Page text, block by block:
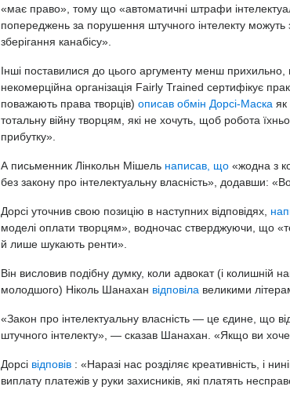
«має право», тому що «автоматичні штрафи
попереджень за порушення штучного інтелекту можуть
зберігання канабісу».
Інші поставилися до цього аргументу менш
некомерційна організація Fairly Trained сертифікує
поважають права творців) описав обмін Дорсі-Маска як
тотальну війну творцям, які не хочуть, щоб робота
прибутку».
А письменник Лінкольн Мішель написав, що «жодна з
без закону про інтелектуальну власність», додавши:
Дорсі уточнив свою позицію в наступних відповідях,
моделі оплати творцям», водночас стверджуючи, що
й лише шукають ренти».
Він висловив подібну думку, коли адвокат (і колишній
молодшого) Ніколь Шанахан відповіла великими
«Закон про інтелектуальну власність — це єдине, що
штучного інтелекту», — сказав Шанахан. «Якщо ви
Дорсі відповів : «Наразі нас розділяє креативність, і
виплату платежів у руки захисників, які платять